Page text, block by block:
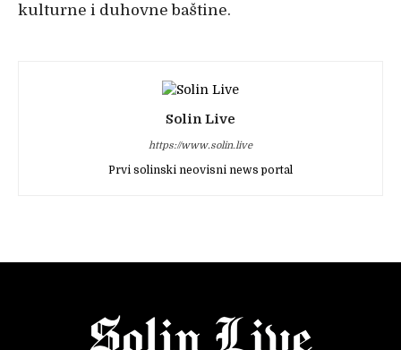
kulturne i duhovne baštine.
Solin Live
https://www.solin.live
Prvi solinski neovisni news portal